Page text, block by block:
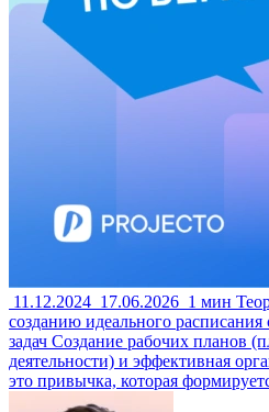
11.12.2024 17.06.2026 1 мин
созданию идеального
задач Создание рабочих планов
деятельности) и эффективная
это привычка, которая